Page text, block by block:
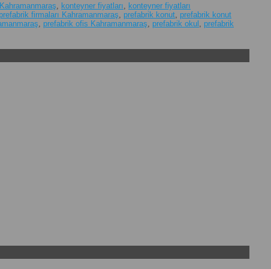
konteyner fiyatları
konteyner fiyatları
prefabrik firmaları Kahramanmaraş prefabrik konut prefabrik konut
prefabrik ofis Kahramanmaraş prefabrik okul
prefabrik